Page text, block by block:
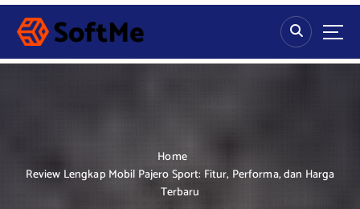
S
p
Home
Review Lengkap Mobil Pajero Sport: Fitur, Performa, dan Harga
Terbaru